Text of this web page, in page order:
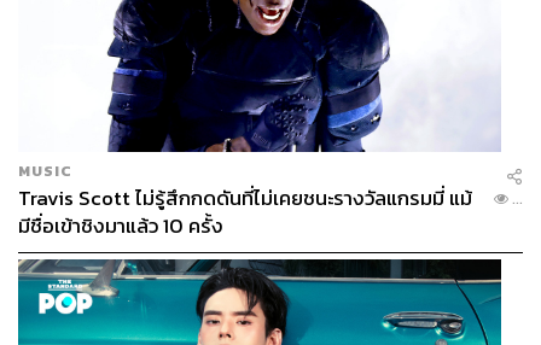
MUSIC
Travis Scott ไม่รู้สึกกดดันที่ไม่เคยชนะรางวัลแกรมมี่ แม้
มีชื่อเข้าชิงมาแล้ว 10 ครั้ง
...